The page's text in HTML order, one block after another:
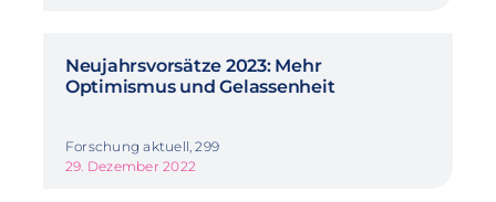
Neujahrsvorsätze 2023: Mehr
Optimismus und Gelassenheit
Forschung aktuell, 299
29. Dezember 2022